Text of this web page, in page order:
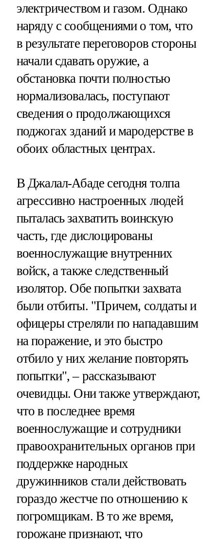
электричеством и газом. Однако
наряду с сообщениями о том, что
в результате переговоров стороны
начали сдавать оружие, а
обстановка почти полностью
нормализовалась, поступают
сведения о продолжающихся
поджогах зданий и мародерстве в
обоих областных центрах.
В Джалал-Абаде сегодня толпа
агрессивно настроенных людей
пыталась захватить воинскую
часть, где дислоцированы
военнослужащие внутренних
войск, а также следственный
изолятор. Обе попытки захвата
были отбиты. "Причем, солдаты и
офицеры стреляли по нападавшим
на поражение, и это быстро
отбило у них желание повторять
попытки", – рассказывают
очевидцы. Они также утверждают,
что в последнее время
военнослужащие и сотрудники
правоохранительных органов при
поддержке народных
дружинников стали действовать
гораздо жестче по отношению к
погромщикам. В то же время,
горожане признают, что